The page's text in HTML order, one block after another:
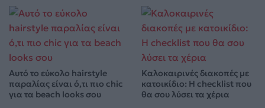
Αυτό το εύκολο hairstyle
παραλίας είναι ό,τι πιο chic
για τα beach looks σου
Καλοκαιρινές διακοπές με
κατοικίδιο: Η checklist που
θα σου λύσει τα χέρια